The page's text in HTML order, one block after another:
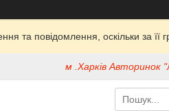
та повідомлення, оскільки за
м .Харків Авторинок